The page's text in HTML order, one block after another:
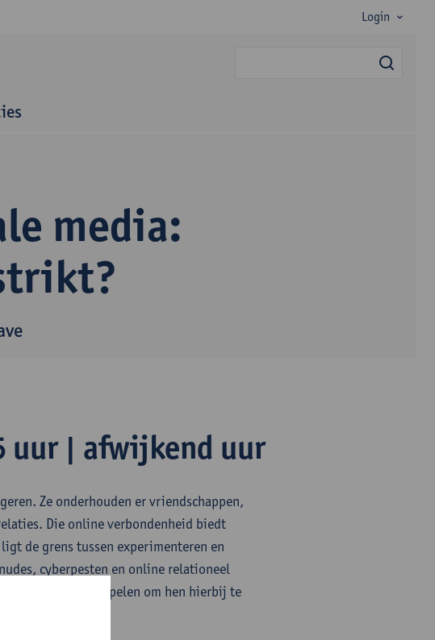
Login
media:
uur | afwijkend uur
Ze onderhouden er vriendschappen,
Die online verbondenheid biedt
de grens tussen experimenteren en
cyberpesten en online relationeel
opvoeders spelen om hen hierbij te